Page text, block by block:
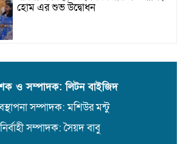
হোম এর শুভ উদ্বোধন
ব্যবসায়ী গ্রেফতার
উজিরপুরে গাজা সেবী আর এক গাজা
সেবীর ১৪ বছরে কিশোরী কন্যাকে বিয়ে,
এলাকায় তোলপাড়
ও সম্পাদক: লিটন বাইজিদ
সম্পাদক: মশিউর মন্টু
নির্বাহী সম্পাদক: সৈয়দ বাবু